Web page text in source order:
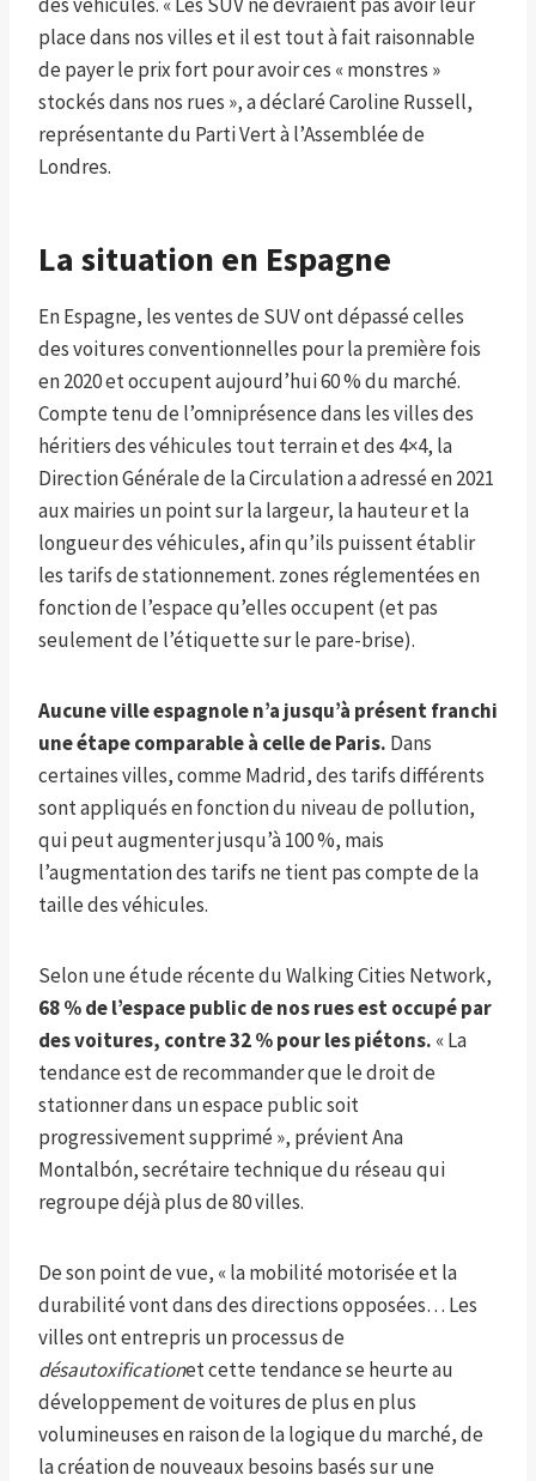
place dans nos villes et il est tout à fait raisonnable
de payer le prix fort pour avoir ces « monstres »
stockés dans nos rues », a déclaré Caroline Russell,
représentante du Parti Vert à l’Assemblée de
Londres.
La situation en Espagne
En Espagne, les ventes de SUV ont dépassé celles
des voitures conventionnelles pour la première fois
en 2020 et occupent aujourd’hui 60 % du marché.
Compte tenu de l’omniprésence dans les villes des
héritiers des véhicules tout terrain et des 4×4, la
Direction Générale de la Circulation a adressé en 2021
aux mairies un point sur la largeur, la hauteur et la
longueur des véhicules, afin qu’ils puissent établir
les tarifs de stationnement. zones réglementées en
fonction de l’espace qu’elles occupent (et pas
seulement de l’étiquette sur le pare-brise).
Aucune ville espagnole n’a jusqu’à présent franchi
une étape comparable à celle de Paris. Dans
certaines villes, comme Madrid, des tarifs différents
sont appliqués en fonction du niveau de pollution,
qui peut augmenter jusqu’à 100 %, mais
l’augmentation des tarifs ne tient pas compte de la
taille des véhicules.
Selon une étude récente du Walking Cities Network,
68 % de l’espace public de nos rues est occupé par
des voitures, contre 32 % pour les piétons. « La
tendance est de recommander que le droit de
stationner dans un espace public soit
progressivement supprimé », prévient Ana
Montalbón, secrétaire technique du réseau qui
regroupe déjà plus de 80 villes.
De son point de vue, « la mobilité motorisée et la
durabilité vont dans des directions opposées… Les
villes ont entrepris un processus de
désautoxificationet cette tendance se heurte au
développement de voitures de plus en plus
volumineuses en raison de la logique du marché, de
la création de nouveaux besoins basés sur une